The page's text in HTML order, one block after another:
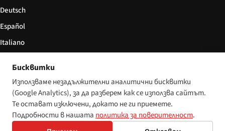
Deutsch
Español
Italiano
© 2026 Disability World. Всички права запазени. Настройки за бисквитки
Бисквитки
Използваме незадължителни аналитични бисквитки
(Google Analytics), за да разберем как се използва сайтът.
Те остават изключени, докато не ги приемете.
Подробности в нашата политика за поверителност.